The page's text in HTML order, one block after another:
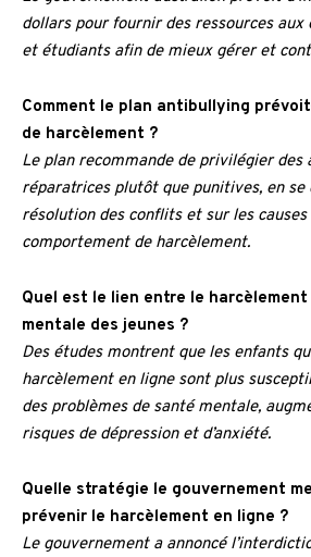
dollars pour fournir des ressources aux
et étudiants afin de mieux gérer et
Comment le plan antibullying
de harcèlement ?
Le plan recommande de privilégier des
réparatrices plutôt que punitives, en se
résolution des conflits et sur les
comportement de harcèlement.
Quel est le lien entre le
mentale des jeunes ?
Des études montrent que les enfants
harcèlement en ligne sont plus
des problèmes de santé mentale,
risques de dépression et d’anxiété.
Quelle stratégie le gouvernement
prévenir le harcèlement en ligne ?
Le gouvernement a annoncé